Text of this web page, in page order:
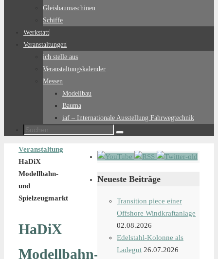
Gleisbaumaschinen
Schiffe
Werkstatt
Veranstaltungen
ich stelle aus
Veranstaltungskalender
Messen
Modellbau
Bauma
iaf – Internationale Ausstellung Fahrwegtechnik
Suchen
Suchen
Start
Veranstaltung
HaDiX
Modellbahn-
und
Spielzeugmarkt
HaDiX
Modellbahn-
Neueste Beiträge
Transition piece einer
Offshore Windkraftanlage
02.08.2026
Edelstahl-Kolonne als
Ladegut 26.07.2026